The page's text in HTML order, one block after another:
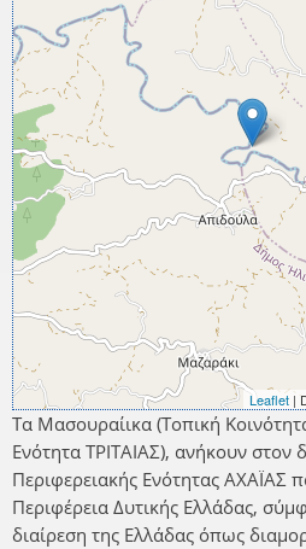
Leaflet |
Τα Μασουραίικα (Τοπική
Ενότητα ΤΡΙΤΑΙΑΣ), ανήκουν
Περιφερειακής Ενότητας ΑΧΑΪΑΣ
Περιφέρεια Δυτικής Ελλάδας,
διαίρεση της Ελλάδας όπως